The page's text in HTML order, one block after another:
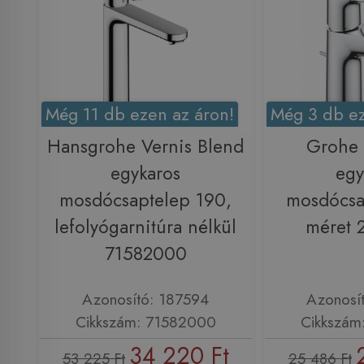
Még 11 db ezen az áron!
Hansgrohe Vernis Blend
egykaros
mosdócsaptelep 190,
lefolyógarnitúra nélkül
71582000
Azonosító: 187594
Cikkszám: 71582000
53 225 Ft 34 220 Ft
Még 3 db
Grohe
méret
25 486 Ft